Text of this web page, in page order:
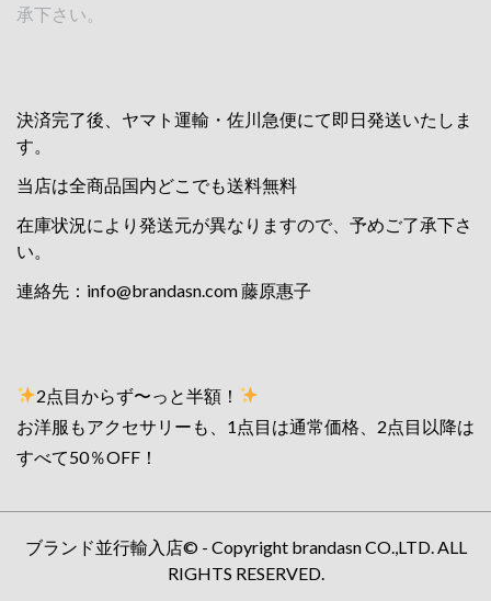
承下さい。
決済完了後、ヤマト運輸・佐川急便にて即日発送いたしま
す。
当店は全商品国内どこでも送料無料
在庫状況により発送元が異なりますので、予めご了承下さ
い。
連絡先： info@brandasn.com藤原惠子
2点目からず〜っと半額！
お洋服もアクセサリーも、1点目は通常価格、2点目以降は
すべて50％OFF！
ブランド並行輸入店© - Copyright brandasn CO.,LTD. ALL
RIGHTS RESERVED.